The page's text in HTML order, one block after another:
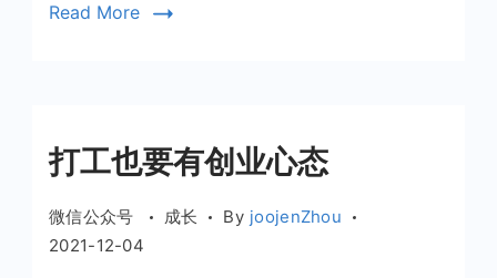
月
Read More
打工也要有创业心态
微信公众号 成长 By joojenZhou
2021-12-04